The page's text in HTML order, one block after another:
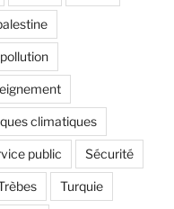
pollution
climatiques
public Sécurité
Turquie